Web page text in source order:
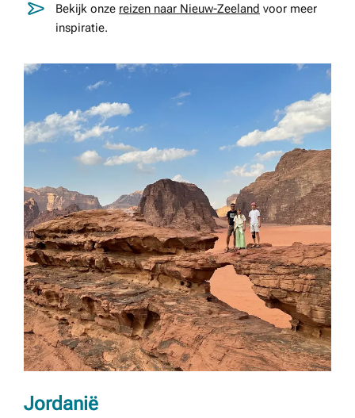
Bekijk onze reizen naar Nieuw-Zeeland voor meer
inspiratie.
Jordanië